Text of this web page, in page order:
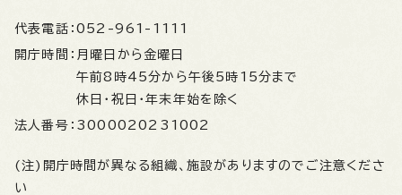
代表電話： 052-961-1111
開庁時間： 月曜日から金曜日
午前8時45分から午後5時15分まで
休日・祝日・年末年始を除く
法人番号： 3000020231002
(注)開庁時間が異なる組織、施設がありますのでご注意くださ
い